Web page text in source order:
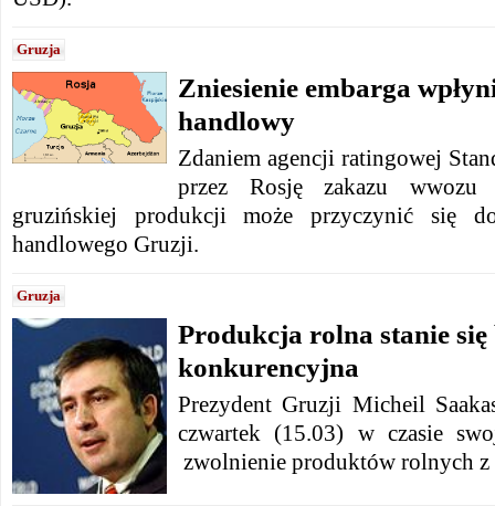
Gruzja
Zniesienie embarga
handlowy
Zdaniem agencji ratingowej
przez Rosję zakazu
gruzińskiej produkcji może przyczynić się
handlowego Gruzji.
Gruzja
Produkcja rolna stanie
konkurencyjna
Prezydent Gruzji Micheil
czwartek (15.03) w czasie
zwolnienie produktów rolnych